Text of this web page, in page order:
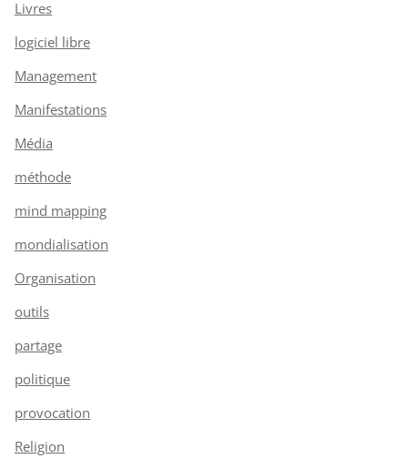
Livres
logiciel libre
Management
Manifestations
Média
méthode
mind mapping
mondialisation
Organisation
outils
partage
politique
provocation
Religion